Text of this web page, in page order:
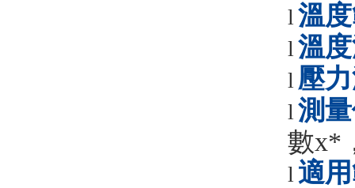
l 溫
l 溫
l 壓
l 測
數x*
l 適